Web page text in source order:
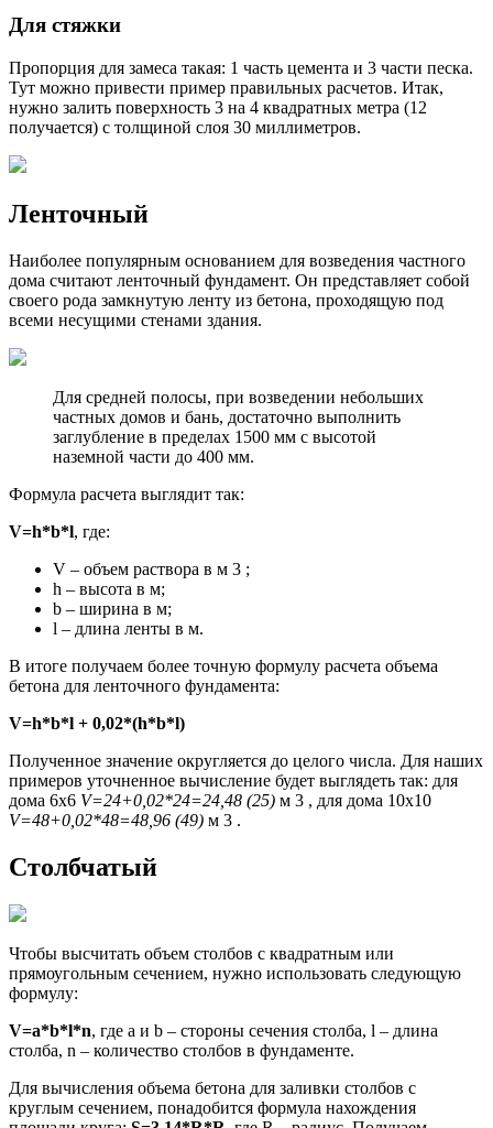
Для стяжки
Пропорция для замеса такая: 1 часть цемента и 3 части песка.
Тут можно привести пример правильных расчетов. Итак,
нужно залить поверхность 3 на 4 квадратных метра (12
получается) с толщиной слоя 30 миллиметров.
Ленточный
Наиболее популярным основанием для возведения частного
дома считают ленточный фундамент. Он представляет собой
своего рода замкнутую ленту из бетона, проходящую под
всеми несущими стенами здания.
Для средней полосы, при возведении небольших
частных домов и бань, достаточно выполнить
заглубление в пределах 1500 мм с высотой
наземной части до 400 мм.
Формула расчета выглядит так:
V=h*b*l, где:
V – объем раствора в м 3 ;
h – высота в м;
b – ширина в м;
l – длина ленты в м.
В итоге получаем более точную формулу расчета объема
бетона для ленточного фундамента:
V=h*b*l + 0,02*(h*b*l)
Полученное значение округляется до целого числа. Для наших
примеров уточненное вычисление будет выглядеть так: для
дома 6х6 V=24+0,02*24=24,48 (25) м 3 , для дома 10х10
V=48+0,02*48=48,96 (49) м 3 .
Столбчатый
Чтобы высчитать объем столбов с квадратным или
прямоугольным сечением, нужно использовать следующую
формулу:
V=a*b*l*n, где a и b – стороны сечения столба, l – длина
столба, n – количество столбов в фундаменте.
Для вычисления объема бетона для заливки столбов с
круглым сечением, понадобится формула нахождения